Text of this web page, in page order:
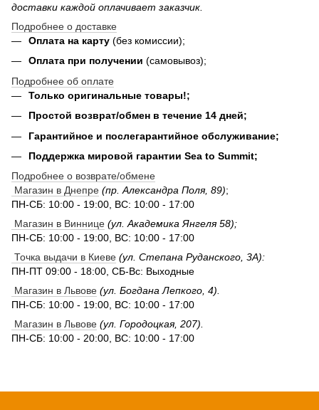
доставки каждой оплачивает заказчик.
Подробнее о доставке
Оплата на карту (без комиссии);
Оплата при получении (самовывоз);
Подробнее об оплате
Только оригинальные товары!;
Простой возврат/обмен в течение 14 дней;
Гарантийное и послегарантийное обслуживание;
Поддержка мировой гарантии Sea to Summit;
Подробнее о возврате/обмене
Магазин в Днепре (пр. Александра Поля, 89);
ПН-СБ: 10:00 - 19:00, ВС: 10:00 - 17:00
Магазин в Виннице (ул. Академика Янгеля 58);
ПН-СБ: 10:00 - 19:00, ВС: 10:00 - 17:00
Точка выдачи в Киеве (ул. Степана Руданского, 3А):
ПН-ПТ 09:00 - 18:00, СБ-Вс: Выходные
Магазин в Львове (ул. Богдана Лепкого, 4).
ПН-СБ: 10:00 - 19:00, ВС: 10:00 - 17:00
Магазин в Львове (ул. Городоцкая, 207).
ПН-СБ: 10:00 - 20:00, ВС: 10:00 - 17:00